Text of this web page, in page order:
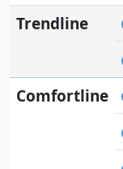
Trendline
Comfortline